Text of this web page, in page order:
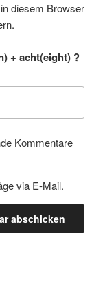
diesem Browser
+ acht(eight) ?
Kommentare
via E-Mail.